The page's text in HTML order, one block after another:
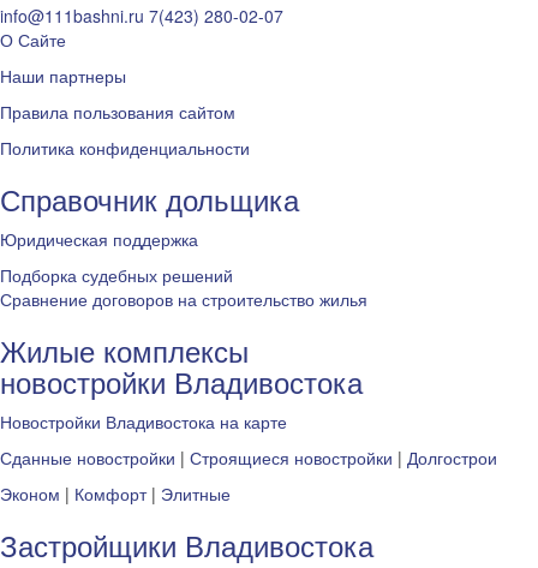
info@111bashni.ru 7(423) 280-02-07
О Сайте
Наши партнеры
Правила пользования сайтом
Политика конфиденциальности
Справочник дольщика
Юридическая поддержка
Подборка судебных решений
Сравнение договоров на строительство жилья
Жилые комплексы
новостройки Владивостока
Новостройки Владивостока на карте
Сданные новостройки | Строящиеся новостройки | Долгострои
Эконом | Комфорт| Элитные
Застройщики Владивостока